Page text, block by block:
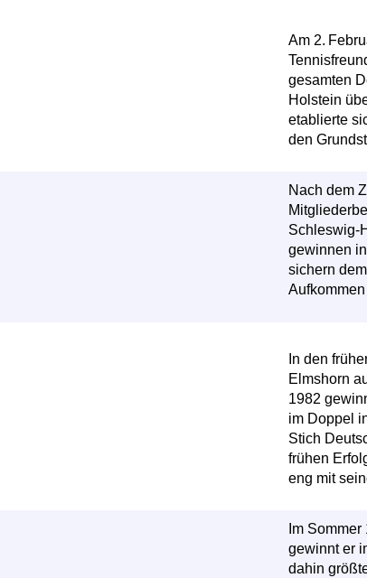
Am 2.
gesamten
Holstein
etablierte
den
Nach dem
Schleswig-
gewinnen
sichern
In den
Elmshorn
1982
im Doppel
Stich
frühen
eng mit
Im
gewinnt er
dahin